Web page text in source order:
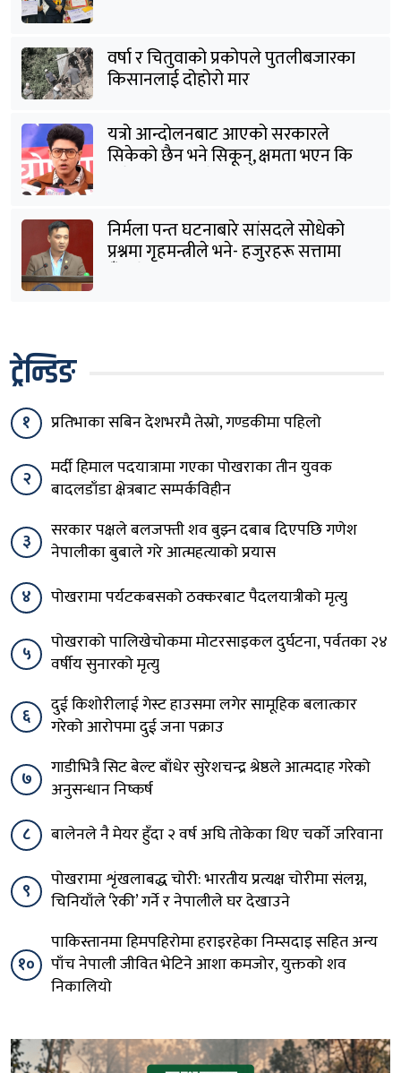
वर्षा र चितुवाको प्रकोपले पुतलीबजारका
किसानलाई दोहोरो मार
यत्रो आन्दोलनबाट आएको सरकारले
सिकेको छैन भने सिकून्, क्षमता भएन कि
निर्मला पन्त घटनाबारे सांसदले सोधेको
प्रश्नमा गृहमन्त्रीले भने- हजुरहरू सत्तामा
ट्रेन्डिङ
१ प्रतिभाका सबिन देशभरमै तेस्रो, गण्डकीमा पहिलो
२
मर्दी हिमाल पदयात्रामा गएका पोखराका तीन युवक
बादलडाँडा क्षेत्रबाट सम्पर्कविहीन
३
सरकार पक्षले बलजफ्ती शव बुझ्न दबाब दिएपछि गणेश
नेपालीका बुबाले गरे आत्महत्याको प्रयास
४
पोखरामा पर्यटकबसको ठक्करबाट पैदलयात्रीको मृत्यु
५
पोखराको पालिखेचोकमा मोटरसाइकल दुर्घटना, पर्वतका २४
वर्षीय सुनारको मृत्यु
६
दुई किशोरीलाई गेस्ट हाउसमा लगेर सामूहिक बलात्कार
गरेको आरोपमा दुई जना पक्राउ
७
गाडीभित्रै सिट बेल्ट बाँधेर सुरेशचन्द्र श्रेष्ठले आत्मदाह गरेको
अनुसन्धान निष्कर्ष
८
बालेनले नै मेयर हुँदा २ वर्ष अघि तोकेका थिए चर्को जरिवाना
९
पोखरामा शृंखलाबद्ध चोरी: भारतीय प्रत्यक्ष चोरीमा संलग्न,
चिनियाँले ‘रेकी’ गर्ने र नेपालीले घर देखाउने
१०
पाकिस्तानमा हिमपहिरोमा हराइरहेका निम्सदाइ सहित अन्य
पाँच नेपाली जीवित भेटिने आशा कमजोर, युक्तको शव
निकालियो